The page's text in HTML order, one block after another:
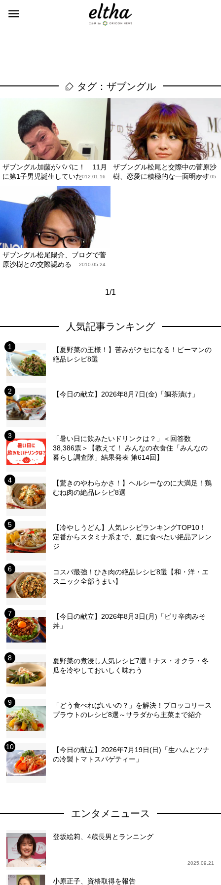
タグ：ザブングル
ザブングル加藤がパパに！ 11月
に第1子男児誕生していた2012.01.16
ザブングル松尾と交際中の菅原沙
樹、恋愛に積極的な一面明かす
2010.06.05
ザブングル松尾陽介、ブログで菅
原沙樹との交際認める
2010.05.24
1/1
人気記事ランキング
【夏野菜の王様！】苦みがクセになる！ピーマンの
絶品レシピ8選
【今日の献立】2026年8月7日(金)「鯛茶漬け」
「暑い日に飲みたいドリンクは？」＜回答数
38,386票＞【教えて！ みんなの衣食住「みんなの
暮らし調査隊」結果発表 第614回】
【驚きのやわらかさ！】ヘルシーなのに大満足！鶏
むね肉の絶品レシピ8選
【冷やしうどん】人気レシピランキングTOP10！
定番からスタミナ系まで、夏に食べたい絶品アレン
ジ
コスパ最強！ひき肉の絶品レシピ8選【和・洋・エ
スニック全部うまい】
【今日の献立】2026年8月3日(月)「ピリ辛肉みそ
丼」
夏野菜の煮浸し人気レシピ7選！ナス・オクラ・冬
瓜を冷やしておいしく味わう
「どう食べればいいの？」を解決！ブロッコリース
プラウトのレシピ8選～サラダから主菜まで紹介
【今日の献立】2026年7月19日(日)「生ハムとツナ
の冷製トマトスパゲティー」
エンタメニュース
登坂絵莉、4歳長男とランニング
2025.09.21
小原正子、資格取得を報告